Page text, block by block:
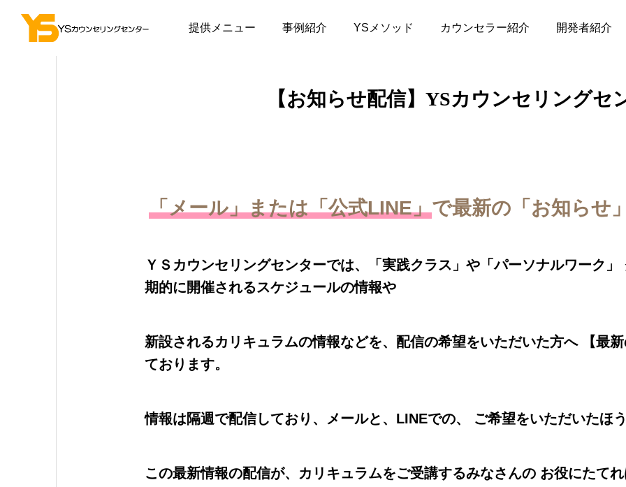
提供メニュー 事例紹介 YSメソッド カウンセラー紹介 開発者紹介
【お知らせ配信】YSカウンセリングセ
「メール」または「公式LINE」で最新の「お知らせ
ＹＳカウンセリングセンターでは、「実践クラス」や「パーソナルワーク
期的に開催されるスケジュールの情報や
新設されるカリキュラムの情報などを、配信の希望をいただいた方へ 【最
ております。
情報は隔週で配信しており、メールと、LINEでの、 ご希望をいただいたほ
この最新情報の配信が、カリキュラムをご受講するみなさんの お役にたて